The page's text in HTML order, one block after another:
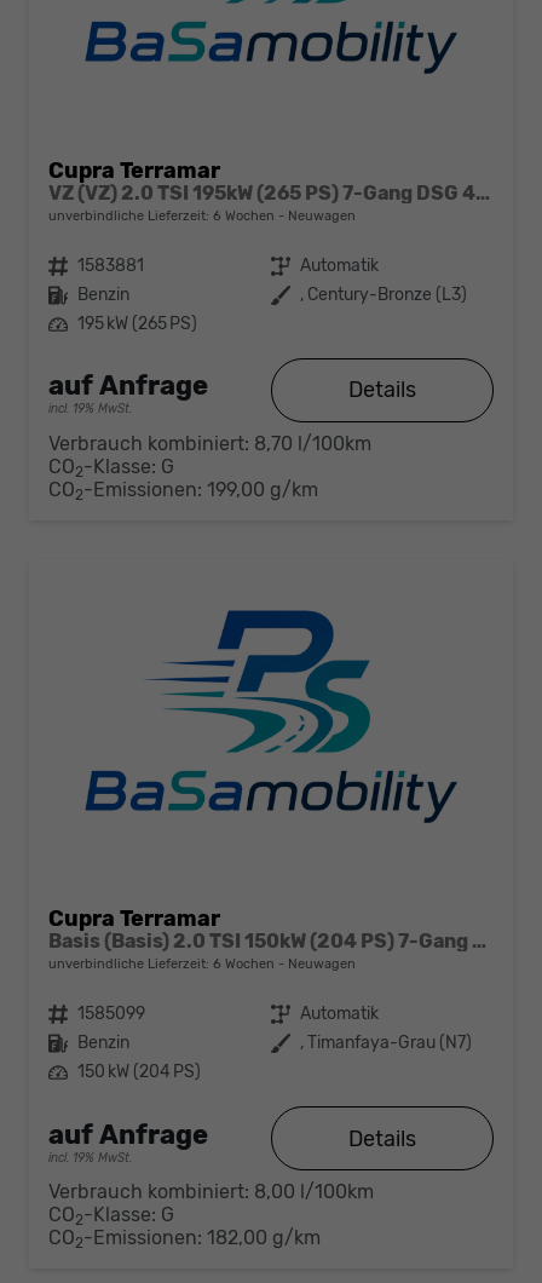
Cupra Terramar
VZ (VZ) 2.0 TSI 195kW (265 PS) 7-Gang DSG 4Drive
unverbindliche Lieferzeit: 6 Wochen Neuwagen
Fahrzeugnr. 1583881 Getriebe Automatik
Kraftstoff Benzin Außenfarbe , Century-Bronze (L3)
Leistung 195 kW (265 PS)
auf Anfrage
incl. 19% MwSt.
Details
Verbrauch kombiniert: 8,70 l/100km
CO2-Klasse: G
CO2-Emissionen: 199,00 g/km
Cupra Terramar
Basis (Basis) 2.0 TSI 150kW (204 PS) 7-Gang DSG 4Drive
unverbindliche Lieferzeit: 6 Wochen Neuwagen
Fahrzeugnr. 1585099 Getriebe Automatik
Kraftstoff Benzin Außenfarbe , Timanfaya-Grau (N7)
Leistung 150 kW (204 PS)
auf Anfrage
incl. 19% MwSt.
Details
Verbrauch kombiniert: 8,00 l/100km
CO2-Klasse: G
CO2-Emissionen: 182,00 g/km